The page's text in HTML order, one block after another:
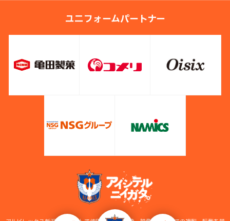
ユニフォームパートナー